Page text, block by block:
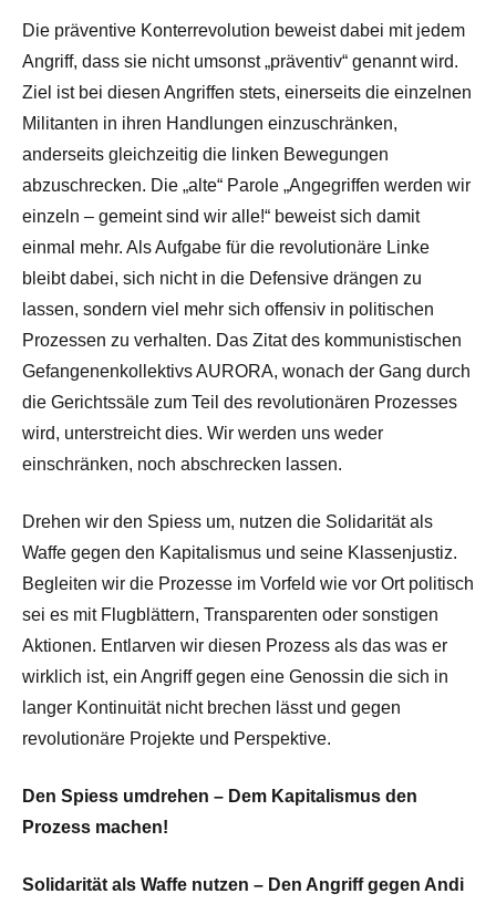
Die präventive Konterrevolution beweist dabei mit jedem
Angriff, dass sie nicht umsonst „präventiv“ genannt wird.
Ziel ist bei diesen Angriffen stets, einerseits die einzelnen
Militanten in ihren Handlungen einzuschränken,
anderseits gleichzeitig die linken Bewegungen
abzuschrecken. Die „alte“ Parole „Angegriffen werden wir
einzeln – gemeint sind wir alle!“ beweist sich damit
einmal mehr. Als Aufgabe für die revolutionäre Linke
bleibt dabei, sich nicht in die Defensive drängen zu
lassen, sondern viel mehr sich offensiv in politischen
Prozessen zu verhalten. Das Zitat des kommunistischen
Gefangenenkollektivs AURORA, wonach der Gang durch
die Gerichtssäle zum Teil des revolutionären Prozesses
wird, unterstreicht dies. Wir werden uns weder
einschränken, noch abschrecken lassen.
Drehen wir den Spiess um, nutzen die Solidarität als
Waffe gegen den Kapitalismus und seine Klassenjustiz.
Begleiten wir die Prozesse im Vorfeld wie vor Ort politisch
sei es mit Flugblättern, Transparenten oder sonstigen
Aktionen. Entlarven wir diesen Prozess als das was er
wirklich ist, ein Angriff gegen eine Genossin die sich in
langer Kontinuität nicht brechen lässt und gegen
revolutionäre Projekte und Perspektive.
Den Spiess umdrehen – Dem Kapitalismus den
Prozess machen!
Solidarität als Waffe nutzen – Den Angriff gegen Andi